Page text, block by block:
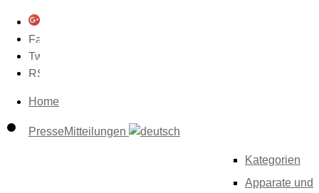
Home
PresseMitteilungen
Kategorien
Apparate und